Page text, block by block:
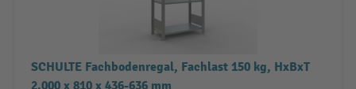
SCHULTE Fachbodenregal, Fachlast 150 kg, HxBxT